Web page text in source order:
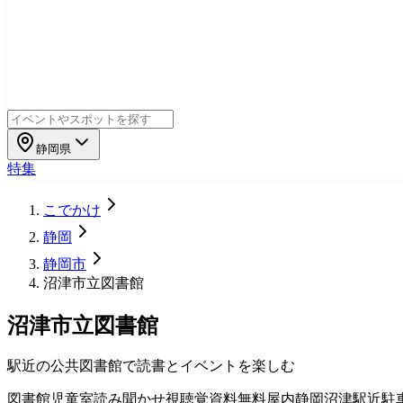
静岡県
特集
こでかけ
静岡
静岡市
沼津市立図書館
沼津市立図書館
駅近の公共図書館で読書とイベントを楽しむ
図書館児童室読み聞かせ視聴覚資料無料屋内静岡沼津駅近駐